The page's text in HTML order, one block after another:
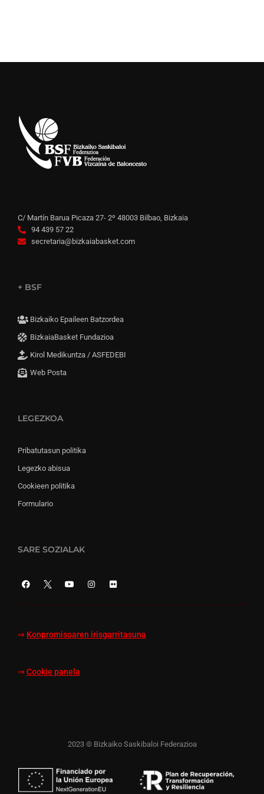
C/ Martín Barua Picaza 27- 2º 48003 Bilbao, Bizkaia
94 439 57 22
secretaria@bizkaiabasket.com
+ BSF
Bizkaiko Epaileen Batzordea
BizkaiaBasket Fundazioa
Kirol Medikuntza / ASFEDEBI
Web Posta
LEGEZKOA
Pribatutasun politika
Legezko abisua
Cookieen politika
Formulario
SARE SOZIALAK
⇒ Konpromisoaren irisgarritasuna
⇒ Cookie panela
2023 © Bizkaiko Saskibaloi Federazioa